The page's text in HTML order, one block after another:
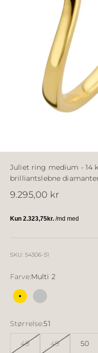
Juliet ring medium - 14
brilliantslebne
Salgspris
9.295,00 kr
SKU: 54306-51
Farve:Multi 2
Multi 2Multi 3
Størrelse:51
48 49 50